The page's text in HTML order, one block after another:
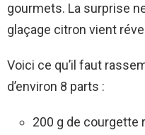
gourmets. La surprise
glaçage citron vient
Voici ce qu’il faut
d’environ 8 parts :
200 g de courgette